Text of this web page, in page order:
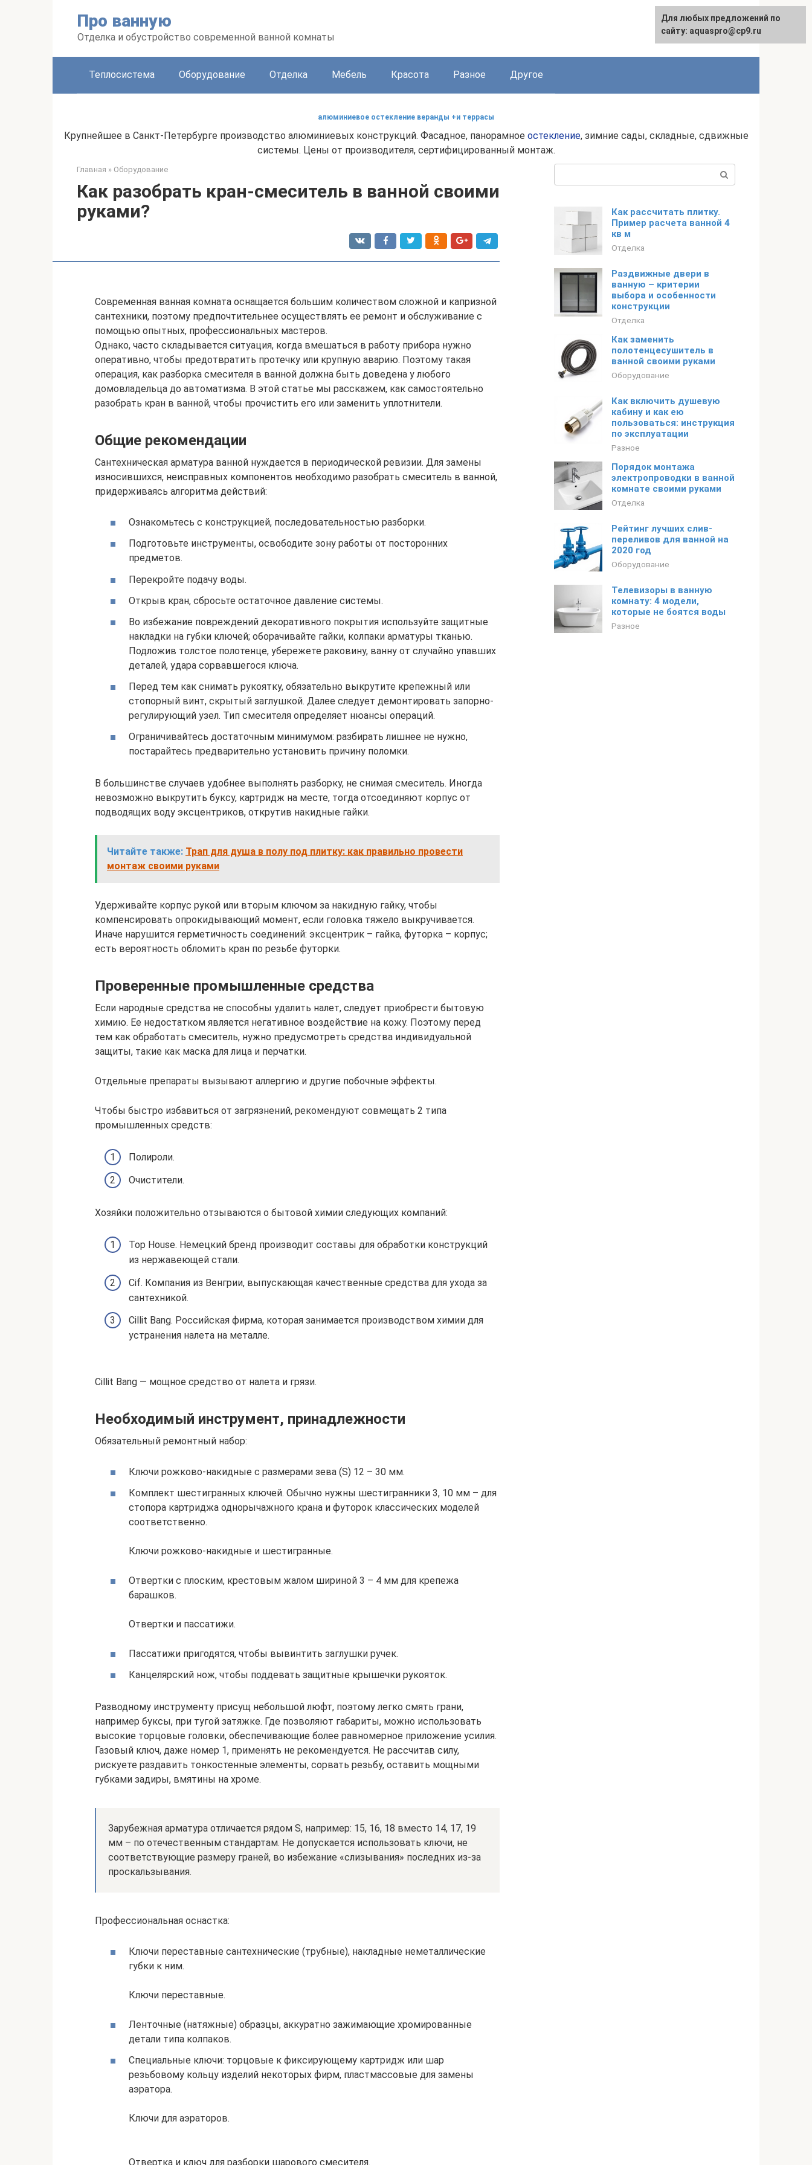
Про ванную
Отделка и обустройство современной ванной комнаты
Теплосистема Оборудование Отделка Мебель Красота Разное Другое
алюминиевое остекление веранды +и террасы
Крупнейшее в Санкт-Петербурге производство алюминиевых конструкций. Фасадное, панорамное остекление, зимние сады, складные, сдвижные
системы. Цены от производителя, сертифицированный монтаж.
Главная » Оборудование
Как разобрать кран-смеситель в ванной своими
руками?
Современная ванная комната оснащается большим количеством сложной и капризной
сантехники, поэтому предпочтительнее осуществлять ее ремонт и обслуживание с
помощью опытных, профессиональных мастеров.
Однако, часто складывается ситуация, когда вмешаться в работу прибора нужно
оперативно, чтобы предотвратить протечку или крупную аварию. Поэтому такая
операция, как разборка смесителя в ванной должна быть доведена у любого
домовладельца до автоматизма. В этой статье мы расскажем, как самостоятельно
разобрать кран в ванной, чтобы прочистить его или заменить уплотнители.
Общие рекомендации
Сантехническая арматура ванной нуждается в периодической ревизии. Для замены
износившихся, неисправных компонентов необходимо разобрать смеситель в ванной,
придерживаясь алгоритма действий:
Ознакомьтесь с конструкцией, последовательностью разборки.
Подготовьте инструменты, освободите зону работы от посторонних
предметов.
Перекройте подачу воды.
Открыв кран, сбросьте остаточное давление системы.
Во избежание повреждений декоративного покрытия используйте защитные
накладки на губки ключей; оборачивайте гайки, колпаки арматуры тканью.
Подложив толстое полотенце, убережете раковину, ванну от случайно упавших
деталей, удара сорвавшегося ключа.
Перед тем как снимать рукоятку, обязательно выкрутите крепежный или
стопорный винт, скрытый заглушкой. Далее следует демонтировать запорно-
регулирующий узел. Тип смесителя определяет нюансы операций.
Ограничивайтесь достаточным минимумом: разбирать лишнее не нужно,
постарайтесь предварительно установить причину поломки.
В большинстве случаев удобнее выполнять разборку, не снимая смеситель. Иногда
невозможно выкрутить буксу, картридж на месте, тогда отсоединяют корпус от
подводящих воду эксцентриков, открутив накидные гайки.
Читайте также: Трап для душа в полу под плитку: как правильно провести
монтаж своими руками
Удерживайте корпус рукой или вторым ключом за накидную гайку, чтобы
компенсировать опрокидывающий момент, если головка тяжело выкручивается.
Иначе нарушится герметичность соединений: эксцентрик – гайка, футорка – корпус;
есть вероятность обломить кран по резьбе футорки.
Проверенные промышленные средства
Если народные средства не способны удалить налет, следует приобрести бытовую
химию. Ее недостатком является негативное воздействие на кожу. Поэтому перед
тем как обработать смеситель, нужно предусмотреть средства индивидуальной
защиты, такие как маска для лица и перчатки.
Отдельные препараты вызывают аллергию и другие побочные эффекты.
Чтобы быстро избавиться от загрязнений, рекомендуют совмещать 2 типа
промышленных средств:
Полироли.
Очистители.
Хозяйки положительно отзываются о бытовой химии следующих компаний:
Top House. Немецкий бренд производит составы для обработки конструкций
из нержавеющей стали.
Cif. Компания из Венгрии, выпускающая качественные средства для ухода за
сантехникой.
Cillit Bang. Российская фирма, которая занимается производством химии для
устранения налета на металле.
Cillit Bang — мощное средство от налета и грязи.
Необходимый инструмент, принадлежности
Обязательный ремонтный набор:
Ключи рожково-накидные с размерами зева (S) 12 – 30 мм.
Комплект шестигранных ключей. Обычно нужны шестигранники 3, 10 мм – для
стопора картриджа однорычажного крана и футорок классических моделей
соответственно.
Ключи рожково-накидные и шестигранные.
Отвертки с плоским, крестовым жалом шириной 3 – 4 мм для крепежа
барашков.
Отвертки и пассатижи.
Пассатижи пригодятся, чтобы вывинтить заглушки ручек.
Канцелярский нож, чтобы поддевать защитные крышечки рукояток.
Разводному инструменту присущ небольшой люфт, поэтому легко смять грани,
например буксы, при тугой затяжке. Где позволяют габариты, можно использовать
высокие торцовые головки, обеспечивающие более равномерное приложение усилия.
Газовый ключ, даже номер 1, применять не рекомендуется. Не рассчитав силу,
рискуете раздавить тонкостенные элементы, сорвать резьбу, оставить мощными
губками задиры, вмятины на хроме.
Зарубежная арматура отличается рядом S, например: 15, 16, 18 вместо 14, 17, 19
мм – по отечественным стандартам. Не допускается использовать ключи, не
соответствующие размеру граней, во избежание «слизывания» последних из-за
проскальзывания.
Профессиональная оснастка:
Ключи переставные сантехнические (трубные), накладные неметаллические
губки к ним.
Ключи переставные.
Ленточные (натяжные) образцы, аккуратно зажимающие хромированные
детали типа колпаков.
Специальные ключи: торцовые к фиксирующему картридж или шар
резьбовому кольцу изделий некоторых фирм, пластмассовые для замены
аэратора.
Ключи для аэраторов.
Отвертка и ключ для разборки шарового смесителя.
Как рассчитать плитку.
Пример расчета ванной 4
кв м
Отделка
Раздвижные двери в
ванную – критерии
выбора и особенности
конструкции
Отделка
Как заменить
полотенцесушитель в
ванной своими руками
Оборудование
Как включить душевую
кабину и как ею
пользоваться: инструкция
по эксплуатации
Разное
Порядок монтажа
электропроводки в ванной
комнате своими руками
Отделка
Рейтинг лучших слив-
переливов для ванной на
2020 год
Оборудование
Телевизоры в ванную
комнату: 4 модели,
которые не боятся воды
Разное
Для любых предложений по
сайту: aquaspro@cp9.ru